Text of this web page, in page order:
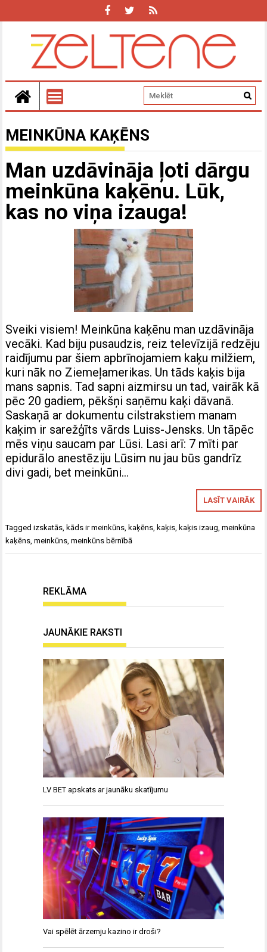
MEINKŪNA KAĶĒNS
Man uzdāvināja ļoti dārgu
meinkūna kaķēnu. Lūk,
kas no viņa izauga!
Sveiki visiem! Meinkūna kaķēnu man uzdāvināja
vecāki. Kad biju pusaudzis, reiz televīzijā redzēju
raidījumu par šiem apbrīnojamiem kaķu milžiem,
kuri nāk no Ziemeļamerikas. Un tāds kaķis bija
mans sapnis. Tad sapni aizmirsu un tad, vairāk kā
pēc 20 gadiem, pēkšņi saņēmu kaķi dāvanā.
Saskaņā ar dokumentu cilstrakstiem manam
kaķim ir sarežģīts vārds Luiss-Jensks. Un tāpēc
mēs viņu saucam par Lūsi. Lasi arī: 7 mīti par
epidurālo anestēziju Lūsim nu jau būs gandrīz
divi gadi, bet meinkūni…
LASĪT VAIRĀK
Taggedizskatās ,kāds ir meinkūns ,kaķēns ,kaķis ,kaķis izaug ,meinkūna
kaķēns ,meinkūns ,meinkūns bērnībā
REKLĀMA
JAUNĀKIE RAKSTI
LV BET apskats ar jaunāku skatījumu
Vai spēlēt ārzemju kazino ir droši?